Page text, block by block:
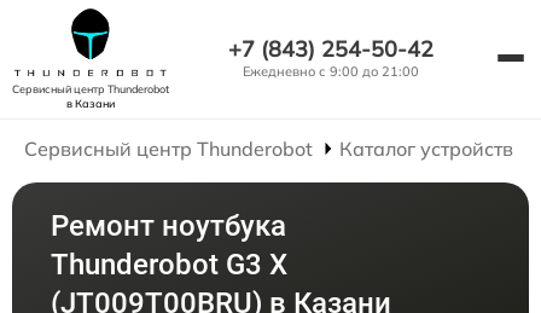
Сервисный центр Thunderobot
в Казани
+7 (843) 254-50-42
Ежедневно с 9:00 до 21:00
Сервисный центр Thunderobot Каталог устройств
Ремонт ноутбука
Thunderobot G3 X
(JT009T00BRU) в Казани